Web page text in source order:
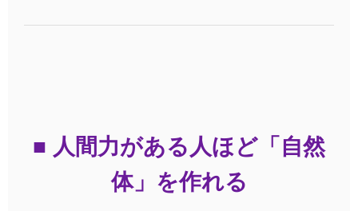
■ 人間力がある人ほど「自然
体」を作れる